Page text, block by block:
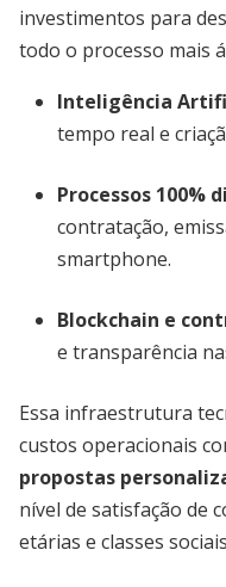
investimentos para
todo o processo mais
Inteligência
tempo real e
Processos 100%
contratação,
smartphone.
Blockchain e
e transparência
Essa infraestrutura
custos operacionais
propostas
nível de satisfação de
etárias e classes